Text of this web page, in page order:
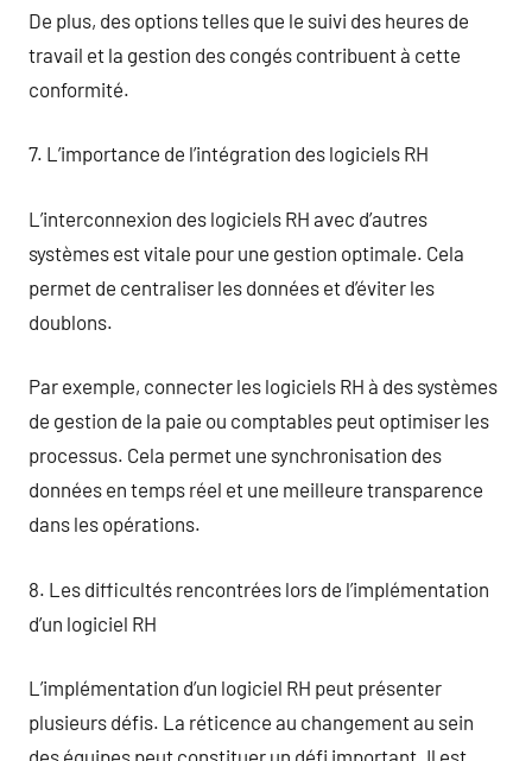
De plus, des options telles que le suivi des heures de
travail et la gestion des congés contribuent à cette
conformité.
7. L’importance de l’intégration des logiciels RH
L’interconnexion des logiciels RH avec d’autres
systèmes est vitale pour une gestion optimale. Cela
permet de centraliser les données et d’éviter les
doublons.
Par exemple, connecter les logiciels RH à des systèmes
de gestion de la paie ou comptables peut optimiser les
processus. Cela permet une synchronisation des
données en temps réel et une meilleure transparence
dans les opérations.
8. Les difficultés rencontrées lors de l’implémentation
d’un logiciel RH
L’implémentation d’un logiciel RH peut présenter
plusieurs défis. La réticence au changement au sein
des équipes peut constituer un défi important. Il est